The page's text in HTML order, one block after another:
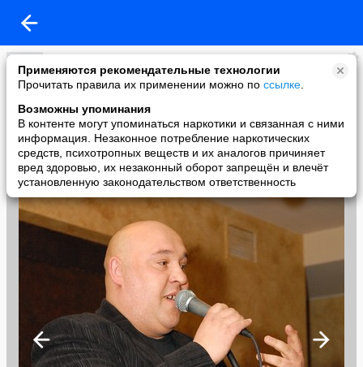
Применяются рекомендательные технологии
Прочитать правила их применении можно по ссылке
Возможны упоминания
В контенте могут упоминаться наркотики и связанная с ними
информация. Незаконное потребление наркотических
средств, психотропных веществ и их аналогов причиняет
вред здоровью, их незаконный оборот запрещён и влечёт
установленную законодательством ответственность
Александр_ Морозов Moscow
added a photo
24 Jun в 14:56